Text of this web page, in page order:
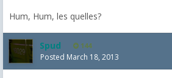
Hum, Hum, les quelles?
Spud 144
Posted March 18, 2013